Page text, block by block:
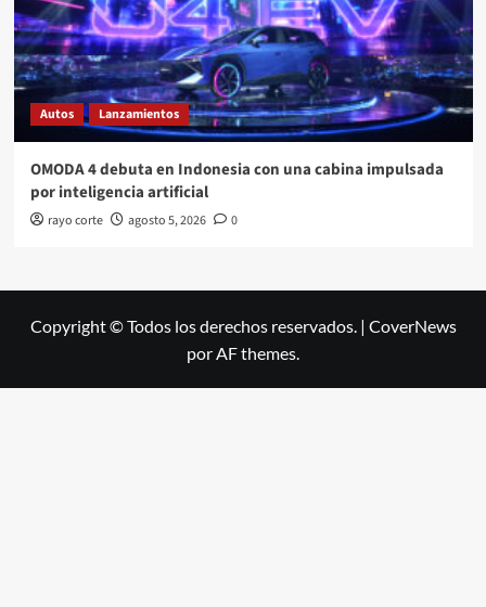
Autos Lanzamientos
OMODA 4 debuta en Indonesia con una cabina impulsada
por inteligencia artificial
rayo corte agosto 5, 2026 0
Copyright © Todos los derechos reservados. | CoverNews
por AF themes.